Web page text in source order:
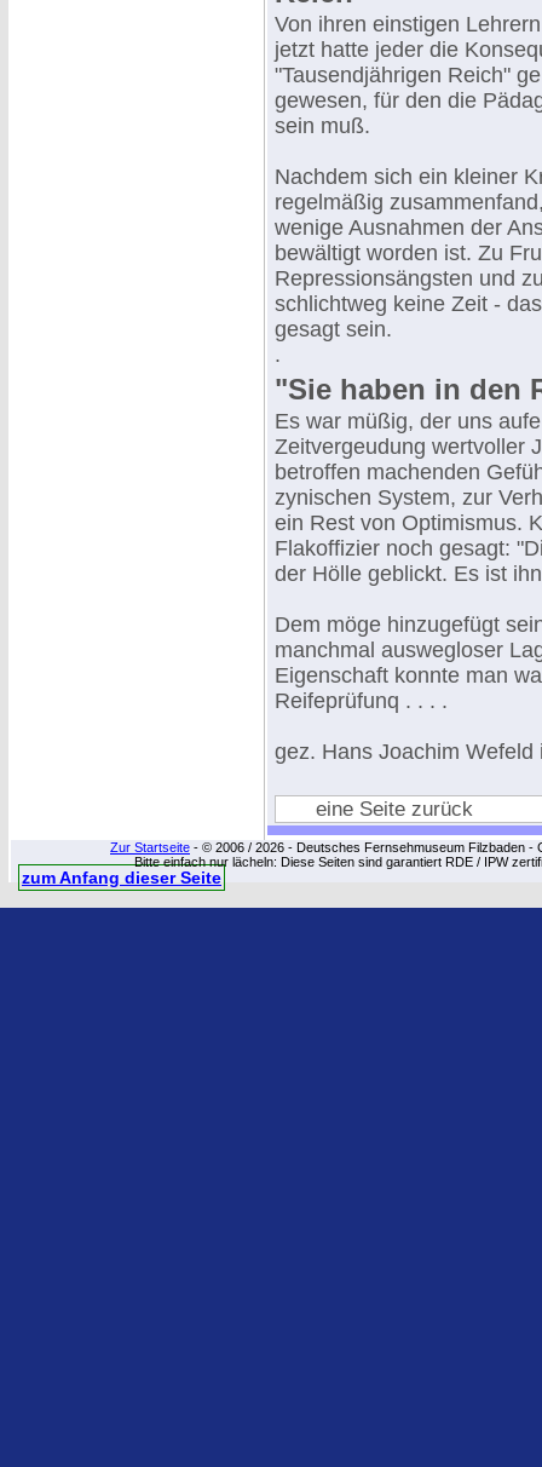
Von ihren einstigen
jetzt hatte jeder die
"Tausendjährigen Reich"
gewesen, für den die
sein muß.
Nachdem sich ein kleiner
regelmäßig
wenige Ausnahmen der
bewältigt worden ist. Zu
Repressionsängsten und
schlichtweg keine Zeit -
gesagt sein.
.
"Sie haben in den
Es war müßig, der uns
Zeitvergeudung wertvoller
betroffen machenden
zynischen System, zur
ein Rest von Optimismus.
Flakoffizier noch gesagt:
der Hölle geblickt. Es ist
Dem möge hinzugefügt
manchmal auswegloser
Eigenschaft konnte man
Reifeprüfunq . . . .
gez. Hans Joachim Wefeld
eine Seite zurück
Zur Startseite - © 2006 / 2026 - Deutsches Fernsehmuseum Filzbaden -
Bitte einfach nur lächeln: Diese Seiten sind garantiert RDE / IPW
zum Anfang dieser Seite